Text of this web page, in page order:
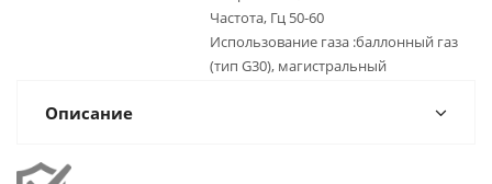
Частота, Гц 50-60
Использование газа :баллонный газ
(тип G30), магистральный
Описание